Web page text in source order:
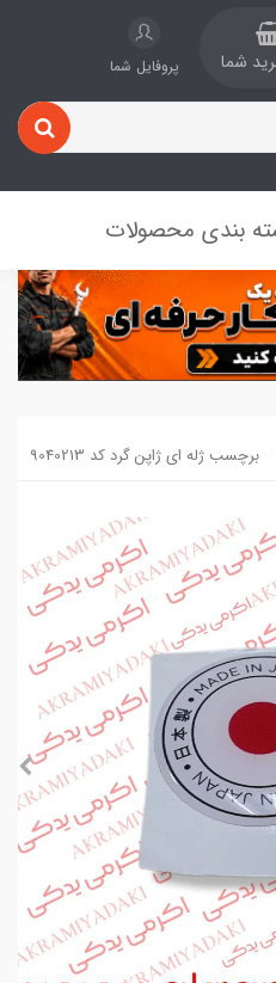
شما پروفایل شما
بندی محصولات
برچسب ژله ای ژاپن گرد کد 9040213